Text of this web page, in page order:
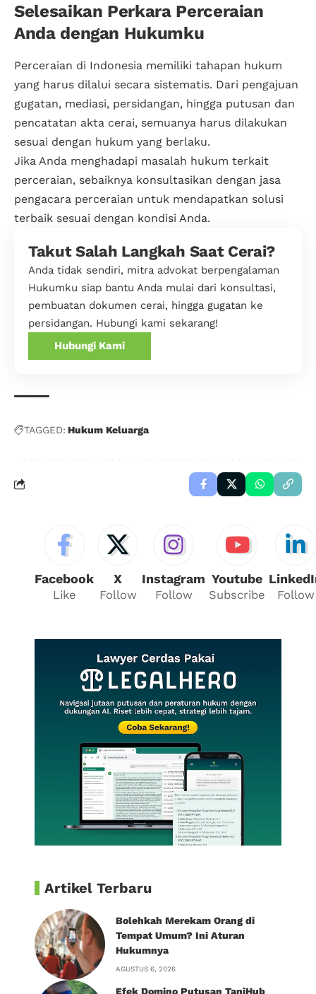
Selesaikan Perkara Perceraian
Anda dengan Hukumku
Perceraian di Indonesia memiliki tahapan hukum
yang harus dilalui secara sistematis. Dari pengajuan
gugatan, mediasi, persidangan, hingga putusan dan
pencatatan akta cerai, semuanya harus dilakukan
sesuai dengan hukum yang berlaku.
Jika Anda menghadapi masalah hukum terkait
perceraian, sebaiknya konsultasikan dengan jasa
pengacara perceraian untuk mendapatkan solusi
terbaik sesuai dengan kondisi Anda.
Takut Salah Langkah Saat Cerai?
Anda tidak sendiri, mitra advokat berpengalaman
Hukumku siap bantu Anda mulai dari konsultasi,
pembuatan dokumen cerai, hingga gugatan ke
persidangan. Hubungi kami sekarang!
Hubungi Kami
TAGGED: Hukum Keluarga
Facebook
Like
X
Follow
Instagram
Follow
Youtube
Subscribe Follow
Artikel Terbaru
Bolehkah Merekam Orang di
Tempat Umum? Ini Aturan
Hukumnya
AGUSTUS 6, 2026
Efek Domino Putusan TaniHub